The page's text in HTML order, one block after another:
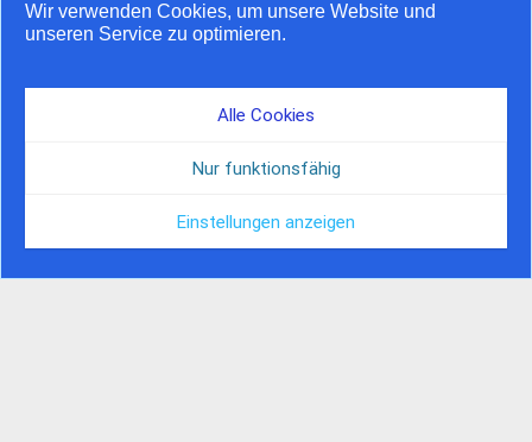
Wir verwenden Cookies, um unsere Website und
unseren Service zu optimieren.
Alle Cookies
Nur funktionsfähig
Einstellungen anzeigen
Airstream feiert 20 Jahre
in Europa